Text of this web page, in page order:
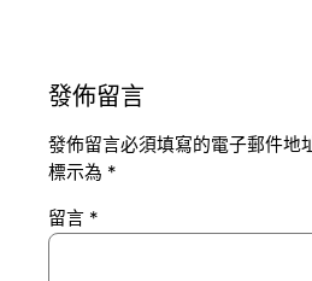
發佈留言
發佈留言必須填寫的電子郵件地
標示為 *
留言 *